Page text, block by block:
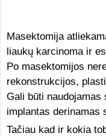
Masektomija
liaukų karcinoma ir
Po masektomijos
rekonstrukcijos,
Gali būti naudojamas
implantas derinamas
Tačiau kad ir kokia